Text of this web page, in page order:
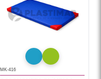
MK-416